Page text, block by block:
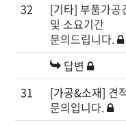
32
[기타] 부품가공
및 소요기간
문의드립니다.
답변
31
[가공&소재] 견
문의입니다.